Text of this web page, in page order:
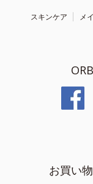
スキンケア メ
お買い